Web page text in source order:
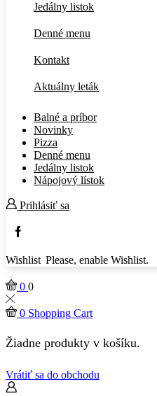
Jedálny listok
Denné menu
Kontakt
Aktuálny leták
Balné a príbor
Novinky
Pizza
Denné menu
Jedálny listok
Nápojový lístok
Prihlásiť sa
Facebook
Wishlist Please, enable Wishlist.
0 0
0 Shopping Cart
Žiadne produkty v košíku.
Vrátiť sa do obchodu